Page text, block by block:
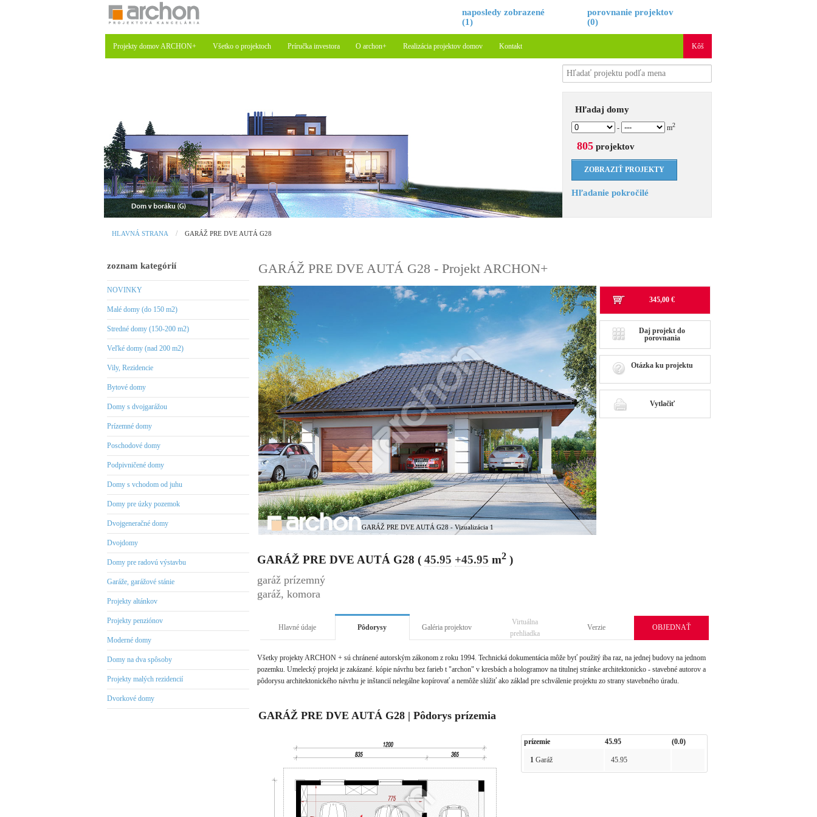
naposledy zobrazené
(1)
porovnanie projektov
(0)
Projekty domov ARCHON+ Všetko o projektoch Príručka investora O archon+ Realizácia projektov domov Kontakt Kôš
Hľadaj domy
- m2
805projektov
Hľadanie pokročilé
HLAVNÁ STRANA GARÁŽ PRE DVE AUTÁ G28
zoznam kategórií
NOVINKY
Malé domy (do 150 m2)
Stredné domy (150-200 m2)
Veľké domy (nad 200 m2)
Vily, Rezidencie
Bytové domy
Domy s dvojgarážou
Prízemné domy
Poschodové domy
Podpivničené domy
Domy s vchodom od juhu
Domy pre úzky pozemok
Dvojgeneračné domy
Dvojdomy
Domy pre radovú výstavbu
Garáže, garážové stánie
Projekty altánkov
Projekty penziónov
Moderné domy
Domy na dva spôsoby
Projekty malých rezidencií
Dvorkové domy
GARÁŽ PRE DVE AUTÁ G28 - Projekt ARCHON+
GARÁŽ PRE DVE AUTÁ G28 - Vizualizácia 1
345,00 €
Daj projekt do
porovnania
Otázka ku projektu
Vytlačiť
GARÁŽ PRE DVE AUTÁ G28 ( 45.95 +45.95 m2)
garáž prízemný
garáž, komora
Hlavné údaje Pôdorysy Galéria projektov
Virtuálna
prehliadka
Verzie OBJEDNAŤ
Všetky projekty ARCHON + sú chránené autorským zákonom z roku 1994. Technická dokumentácia môže byť použitý iba raz, na jednej budovy na jednom
pozemku. Umelecký projekt je zakázané. kópie návrhu bez farieb t "archon" v kresbách a hologramov na titulnej stránke architektonicko - stavebné autorov a
pôdorysu architektonického návrhu je inštancií nelegálne kopírovať a nemôže slúžiť ako základ pre schválenie projektu zo strany stavebného úradu.
GARÁŽ PRE DVE AUTÁ G28 | Pôdorys prízemia
prízemie 45.95 (0.0)
1Garáž 45.95